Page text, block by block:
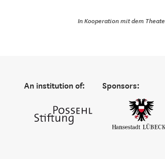
In Kooperation mit dem
An institution of: Sponsors: